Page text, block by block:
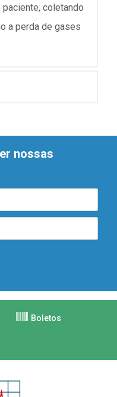
coletando
a perda de gases
nossas
Boletos